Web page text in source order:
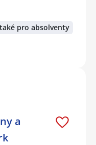
pro absolventy
a